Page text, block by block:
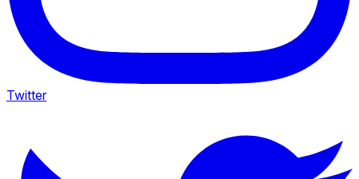
Twitter